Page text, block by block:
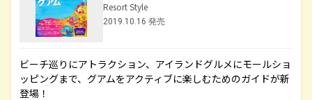
Resort Style
2019.10.16 発売
ビーチ巡りにアトラクション、アイランドグルメにモールショ
ッピングまで、グアムをアクティブに楽しむためのガイドが新
登場！